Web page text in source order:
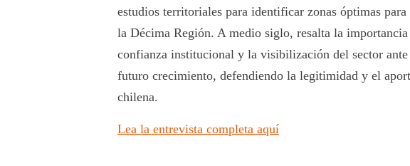
estudios territoriales para identificar zonas óptimas
la Décima Región. A medio siglo, resalta la
confianza institucional y la visibilización del sector
futuro crecimiento, defendiendo la legitimidad y el
chilena.
Lea la entrevista completa aquí